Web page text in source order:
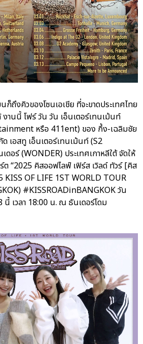
ก็ถึงคิวของโซนเอเชีย ที่จะขาดประเทศไทย
งานนี้ โฟร์ วัน วัน เอ็นเตอร์เทนเม้นท์
หรือ 411ent) ของ กึ้ง-เฉลิมชัย
เอสทู เอ็นเตอร์เทนเม้นท์ (S2
อร์ (WONDER) ประเทศเกาหลีใต้ จัดให้
“2025 คิสออฟไลฟ์ เฟิร์ส เวิลด์ ทัวร์ [คิส
OF LIFE 1ST WORLD TOUR
#KISSROADinBANGKOK วัน
เวลา 18:00 น. ณ ธันเดอร์โดม